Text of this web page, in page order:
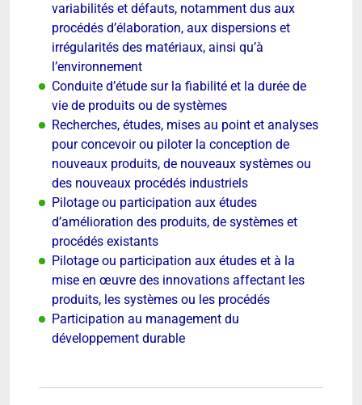
variabilités et défauts, notamment dus aux
procédés d’élaboration, aux dispersions et
irrégularités des matériaux, ainsi qu’à
l’environnement
Conduite d’étude sur la fiabilité et la durée de
vie de produits ou de systèmes
Recherches, études, mises au point et analyses
pour concevoir ou piloter la conception de
nouveaux produits, de nouveaux systèmes ou
des nouveaux procédés industriels
Pilotage ou participation aux études
d’amélioration des produits, de systèmes et
procédés existants
Pilotage ou participation aux études et à la
mise en œuvre des innovations affectant les
produits, les systèmes ou les procédés
Participation au management du
développement durable